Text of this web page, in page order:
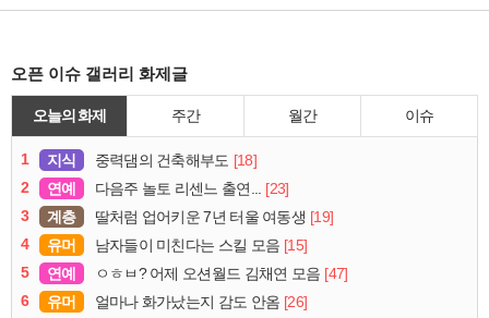
오픈 이슈 갤러리 화제글
오늘의 화제 주간 월간 이슈
1 지식 중력댐의 건축해부도 [18]
2
연예 다음주 놀토 리센느 출연...
[23]
3
계층 딸처럼 업어키운 7년 터울 여동생 [19]
4
유머 남자들이 미친다는 스킬 모음 [15]
5
연예 ㅇㅎㅂ? 어제 오션월드 김채연 모음 [47]
6
유머 얼마나 화가났는지 감도 안옴 [26]